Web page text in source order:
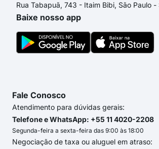
Rua Tabapuã, 743 - Itaim Bibi, São Paulo
Baixe nosso app
Fale Conosco
Atendimento para dúvidas gerais:
Telefone e WhatsApp: +55 11 4020-2208
Segunda-feira a sexta-feira das 9:00 às 18:00
Negociação de taxa ou aluguel em atraso: